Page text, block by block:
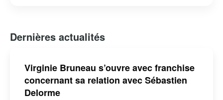
Dernières actualités
Virginie Bruneau s’ouvre avec franchise
concernant sa relation avec Sébastien
Delorme